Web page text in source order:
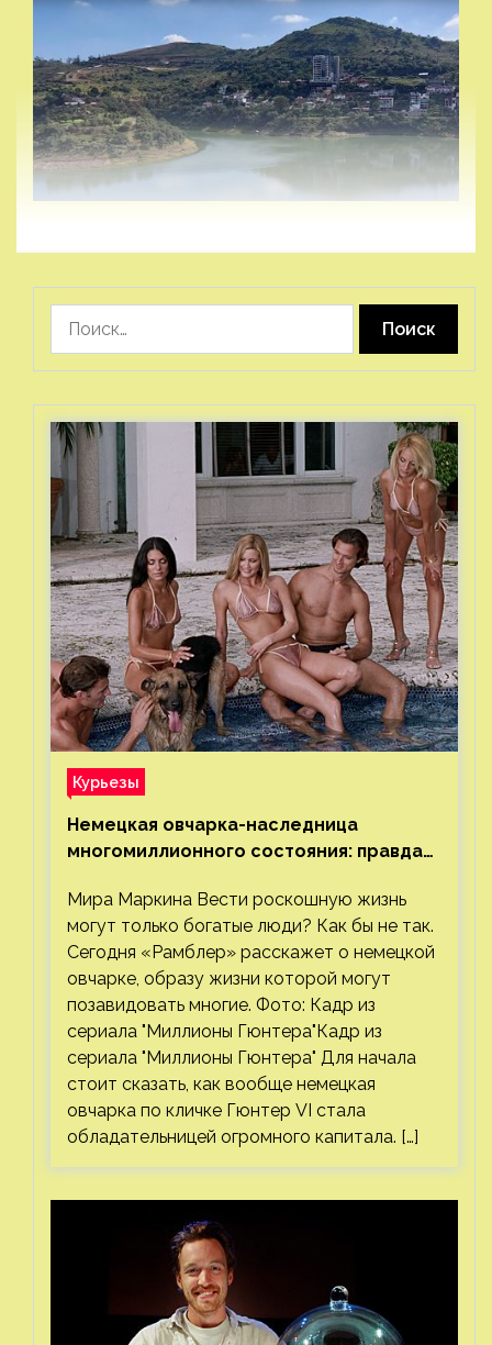
Курьезы
Немецкая овчарка-наследница
многомиллионного состояния: правда
Мира Маркина Вести роскошную жизнь
могут только богатые люди? Как бы не так.
Сегодня «Рамблер» расскажет о немецкой
овчарке, образу жизни которой могут
позавидовать многие. Фото: Кадр из
сериала "Миллионы Гюнтера"Кадр из
сериала "Миллионы Гюнтера" Для начала
стоит сказать, как вообще немецкая
овчарка по кличке Гюнтер VI стала
обладательницей огромного капитала. […]